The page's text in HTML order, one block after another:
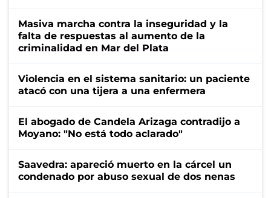
Masiva marcha contra la inseguridad y la
falta de respuestas al aumento de la
criminalidad en Mar del Plata
Violencia en el sistema sanitario: un paciente
atacó con una tijera a una enfermera
El abogado de Candela Arizaga contradijo a
Moyano: "No está todo aclarado"
Saavedra: apareció muerto en la cárcel un
condenado por abuso sexual de dos nenas